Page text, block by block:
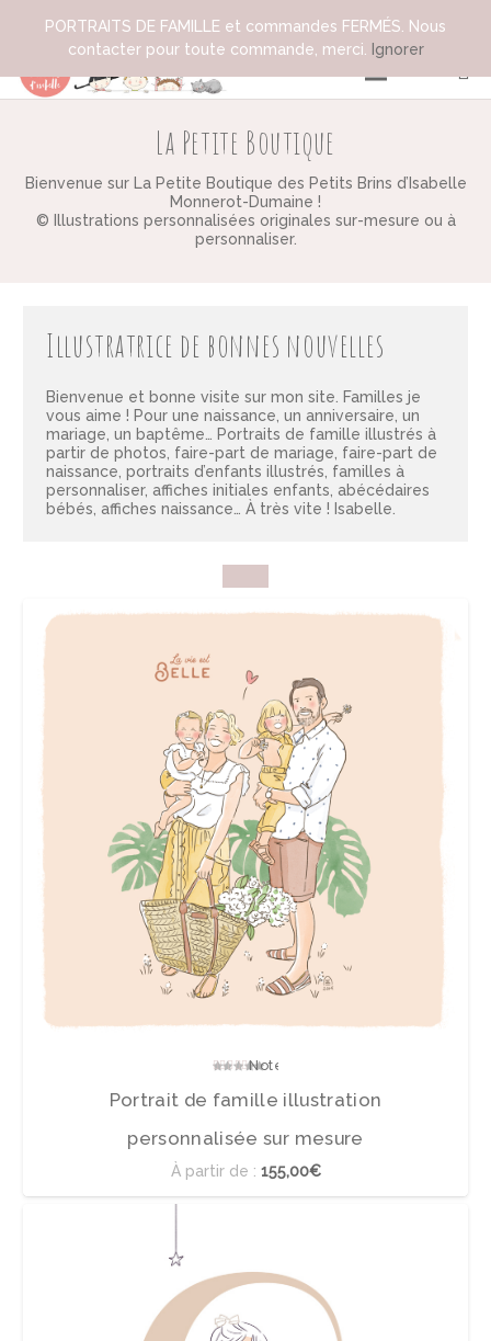
La Petite Boutique
Bienvenue sur La Petite Boutique des Petits Brins d’Isabelle
Monnerot-Dumaine !
© Illustrations personnalisées originales sur-mesure ou à
personnaliser.
Illustratrice de bonnes nouvelles
Bienvenue et bonne visite sur mon site. Familles je
vous aime ! Pour une naissance, un anniversaire, un
mariage, un baptême… Portraits de famille illustrés à
partir de photos, faire-part de mariage, faire-part de
naissance, portraits d’enfants illustrés, familles à
personnaliser, affiches initiales enfants, abécédaires
bébés, affiches naissance… À très vite ! Isabelle.
Note
Portrait de famille illustration
personnalisée sur mesure
À partir de : 155,00€
PORTRAITS DE FAMILLE et commandes FERMÉS. Nous
contacter pour toute commande, merci.
Ignorer